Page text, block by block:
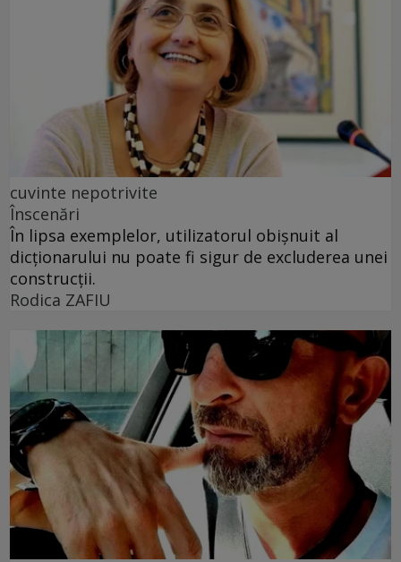
cuvinte nepotrivite
Înscenări
În lipsa exemplelor, utilizatorul obișnuit al
dicționarului nu poate fi sigur de excluderea unei
construcții.
Rodica ZAFIU